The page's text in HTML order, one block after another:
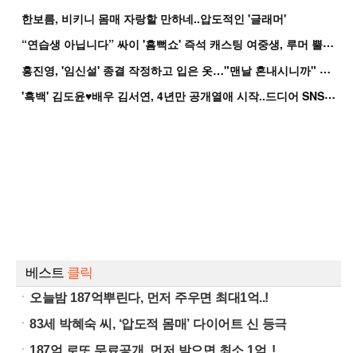
한보름, 비키니 몸매 자랑할 만하네..압도적인 '글래머'
“
연습생 아닙니다” 싸이 '흠뻑쇼' 즉석 캐스팅 여중생, 루머 뿔났다[Oh!쎈 이...
홍
진영, '임신설' 종결 작정하고 입은 옷…"맨날 혼내시니까" 억울
'
흑백' 김도윤♥배우 김서연, 4년만 공개열애 시작..드디어 SNS에 노출 [핫피...